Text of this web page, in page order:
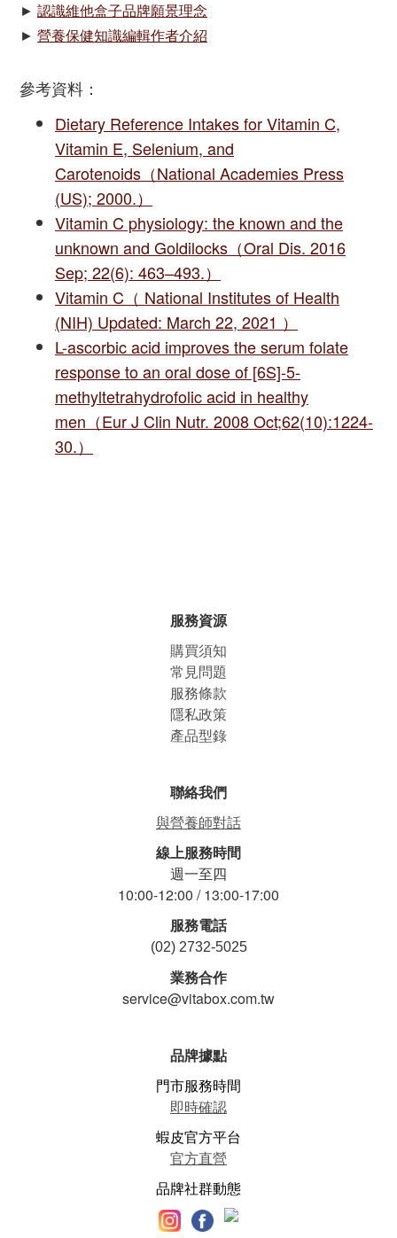
► 認識維他盒子品牌願景理念
► 營養保健知識編輯作者介紹
參考資料：
Dietary Reference Intakes for Vitamin C,
Vitamin E, Selenium, and
Carotenoids（National Academies Press
(US); 2000.）
Vitamin C physiology: the known and the
unknown and Goldilocks（Oral Dis. 2016
Sep; 22(6): 463–493.）
Vitamin C（ National Institutes of Health
(NIH) Updated: March 22, 2021 ）
L-ascorbic acid improves the serum folate
response to an oral dose of [6S]-5-
methyltetrahydrofolic acid in healthy
men（Eur J Clin Nutr. 2008 Oct;62(10):1224-
30.）
服務資源
購買須知
常見問題
服務條款
隱私政策
產品型錄
聯絡我們
與營養師對話
線上服務時間
週一至四
10:00-12:00 / 13:00-17:00
服務電話
(02) 2732-5025
業務合作
service@vitabox.com.tw
品牌據點
門市服務時間
即時確認
蝦皮官方平台
官方直營
品牌社群動態